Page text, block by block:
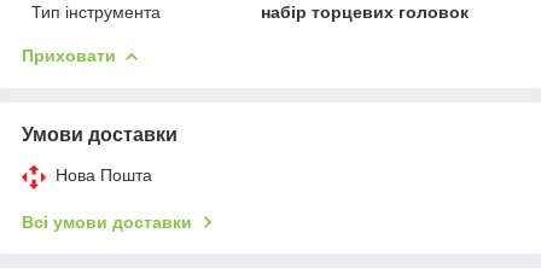
Тип інструмента набір торцевих головок
Приховати
Умови доставки
Нова Пошта
Всі умови доставки